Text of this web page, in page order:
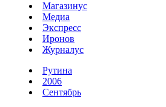
Магазинус
Медиа
Экспресс
Иронов
Журналус
Рутина
2006
Сентябрь